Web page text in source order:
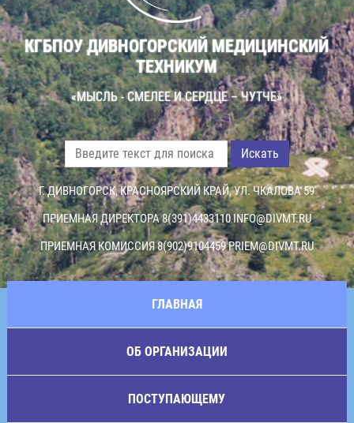
КГБПОУ ДИВНОГОРСКИЙ МЕДИЦИНСКИЙ
ТЕХНИКУМ
«МЫСЛЬ - СМЕЛЕЕ И СЕРДЦЕ – ЧУТЧЕ»
Искать
Г. ДИВНОГОРСК, КРАСНОЯРСКИЙ КРАЙ, УЛ. ЧКАЛОВА 59
ПРИЕМНАЯ ДИРЕКТОРА 8(391)4433110INFO@DIVMT.RU
ПРИЕМНАЯ КОМИССИЯ 8(902)9104459PRIEM@DIVMT.RU
ГЛАВНАЯ
ОБ ОРГАНИЗАЦИИ
ПОСТУПАЮЩЕМУ